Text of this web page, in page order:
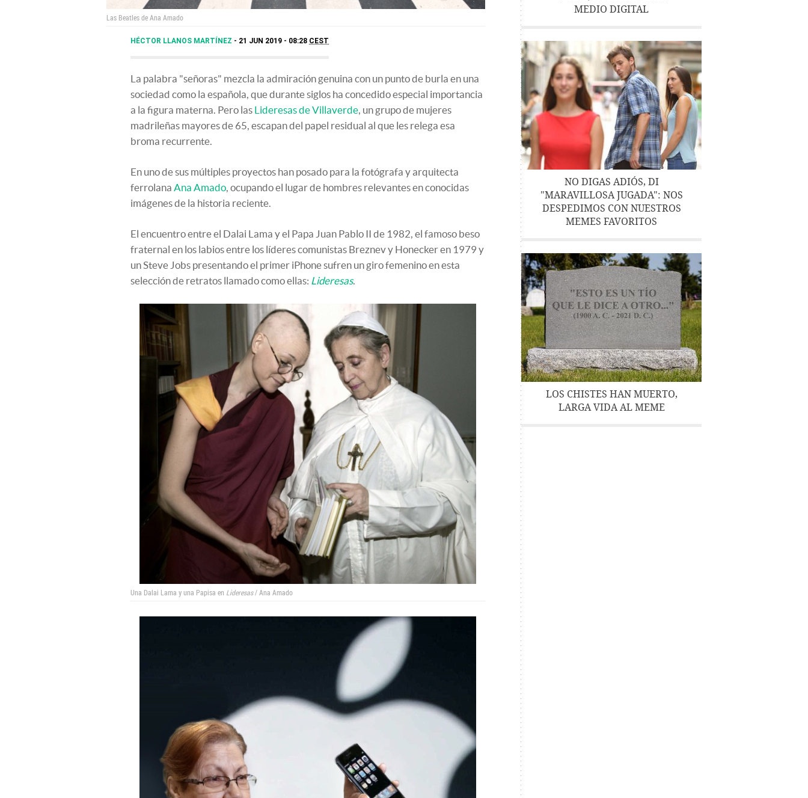
Las Beatles de Ana Amado
HÉCTOR LLANOS MARTÍNEZ 21 JUN 2019 - 08:28 CEST
La palabra "señoras" mezcla la admiración genuina con un punto de burla en una
sociedad como la española, que durante siglos ha concedido especial importancia
a la figura materna. Pero las Lideresas de Villaverde, un grupo de mujeres
madrileñas mayores de 65, escapan del papel residual al que les relega esa
broma recurrente.
En uno de sus múltiples proyectos han posado para la fotógrafa y arquitecta
ferrolana Ana Amado, ocupando el lugar de hombres relevantes en conocidas
imágenes de la historia reciente.
El encuentro entre el Dalai Lama y el Papa Juan Pablo II de 1982, el famoso beso
fraternal en los labios entre los líderes comunistas Breznev y Honecker en 1979 y
un Steve Jobs presentando el primer iPhone sufren un giro femenino en esta
selección de retratos llamado como ellas: Lideresas.
Una Dalai Lama y una Papisa en Lideresas/ Ana Amado
MEDIO DIGITAL
NO DIGAS ADIÓS, DI
"MARAVILLOSA JUGADA": NOS
DESPEDIMOS CON NUESTROS
MEMES FAVORITOS
LOS CHISTES HAN MUERTO,
LARGA VIDA AL MEME